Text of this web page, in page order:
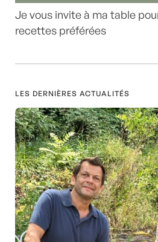
Je vous invite à ma table
recettes préférées
LES DERNIÈRES ACTUALITÉS